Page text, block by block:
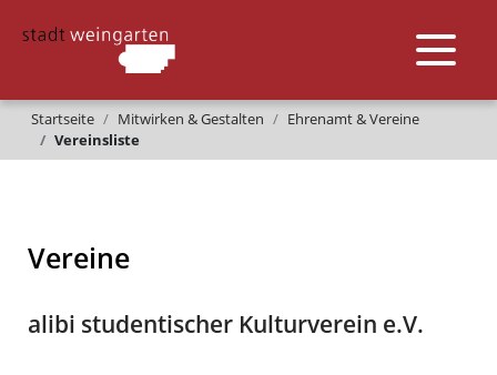
Startseite Mitwirken & Gestalten
Ehrenamt & Vereine
Vereinsliste
Vereine
alibi studentischer Kulturverein e.V.